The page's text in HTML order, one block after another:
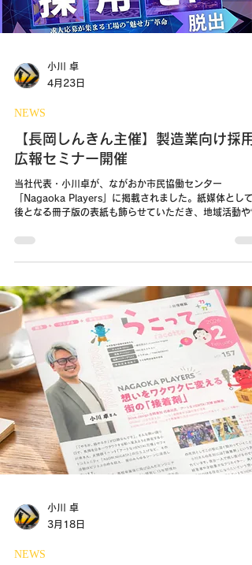
小川 卓
4月23日
NEWS
【長岡しんきん主催】製造業向け採用
広報セミナー開催
当社代表・小川卓が、ながおか市民協働センター
「Nagaoka Players」に掲載されました。紙媒体として
後となる冊子版の表紙も飾らせていただき、地域活動や“
小川 卓
3月18日
NEWS